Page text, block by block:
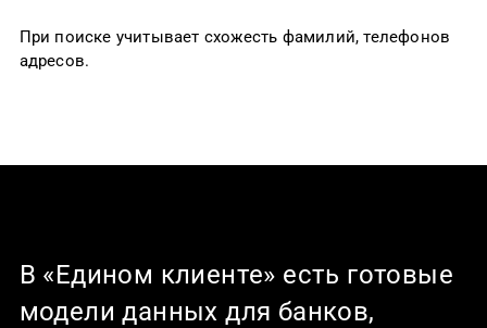
При поиске учитывает схожесть фамилий, телефонов
адресов.
В «Едином клиенте» есть готовые
модели данных для банков,